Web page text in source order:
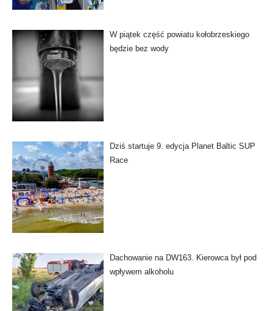
W piątek część powiatu kołobrzeskiego
będzie bez wody
Dziś startuje 9. edycja Planet Baltic SUP
Race
Dachowanie na DW163. Kierowca był pod
wpływem alkoholu